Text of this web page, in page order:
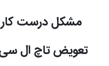
مشکل درست کار
تعویض تاچ ال